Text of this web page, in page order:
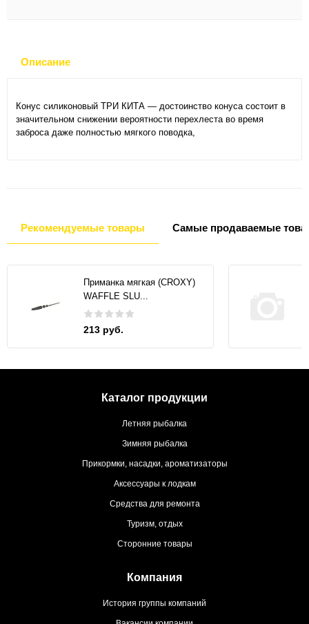
Описание
Конус силиконовый ТРИ КИТА — достоинство конуса состоит в
значительном снижении вероятности перехлеста во время
заброса даже полностью мягкого поводка,
Рекомендуемые товары Самые продаваемые
Приманка мягкая (CROXY)
WAFFLE SLU...
213 руб.
Каталог продукции
Летняя рыбалка
Зимняя рыбалка
Прикормки, насадки, ароматизаторы
Аксессуары к лодкам
Средства для ремонта
Туризм, отдых
Сторонние товары
Компания
История группы компаний